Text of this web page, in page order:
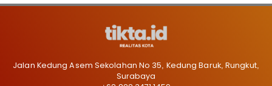
Jalan Kedung Asem Sekolahan No 35, Kedung Baruk, Rungkut,
Surabaya